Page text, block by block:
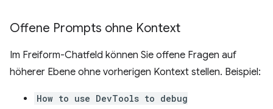
Offene Prompts ohne Kontext
Im Freiform-Chatfeld können Sie offene Fragen auf
höherer Ebene ohne vorherigen Kontext stellen. Beispiel:
How to use DevTools to debug